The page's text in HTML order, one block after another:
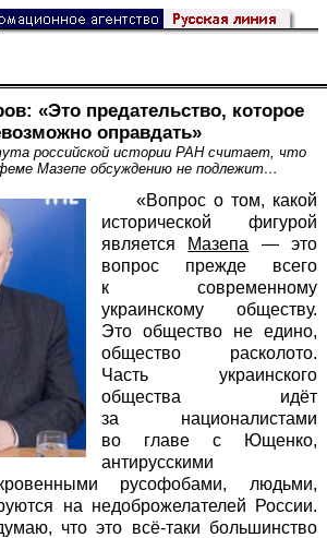
«Это предательство, которое
оправдать»
российской истории РАН считает, что
Мазепе обсуждению не подлежит…
«Вопрос о том, какой
исторической фигурой
является Мазепа — это
вопрос прежде всего
к современному
украинскому обществу.
Это общество не едино,
общество расколото.
Часть украинского
общества идёт
за националистами
во главе с Ющенко,
антирусскими
русофобами, людьми,
на недоброжелателей России.
что это всё-таки большинство